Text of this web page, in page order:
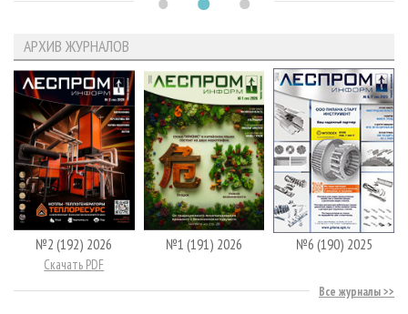
АРХИВ ЖУРНАЛОВ
№2 (192) 2026
Скачать PDF
№1 (191) 2026 №6 (190) 2025
Все журналы